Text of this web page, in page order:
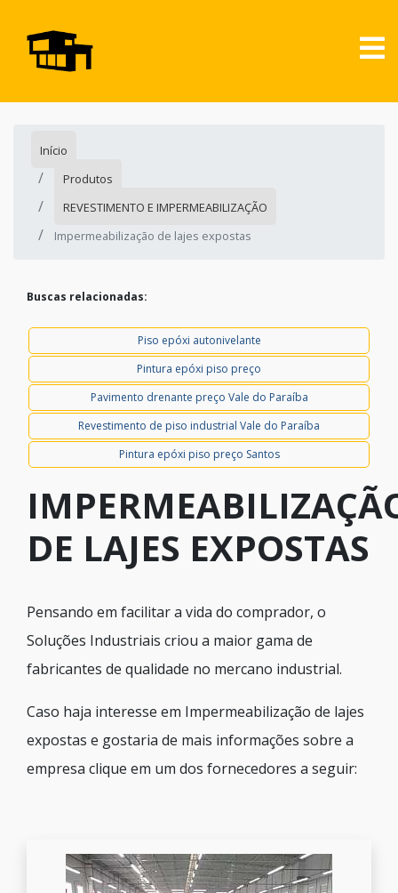
Início
Produtos
REVESTIMENTO E IMPERMEABILIZAÇÃO
Impermeabilização de lajes expostas
Buscas relacionadas:
Piso epóxi autonivelante
Pintura epóxi piso preço
Pavimento drenante preço Vale do Paraíba
Revestimento de piso industrial Vale do Paraíba
Pintura epóxi piso preço Santos
DE LAJES EXPOSTAS
Pensando em facilitar a vida do comprador, o
Soluções Industriais criou a maior gama de
fabricantes de qualidade no mercano industrial.
Caso haja interesse em Impermeabilização de lajes
expostas e gostaria de mais informações sobre a
empresa clique em um dos fornecedores a seguir: